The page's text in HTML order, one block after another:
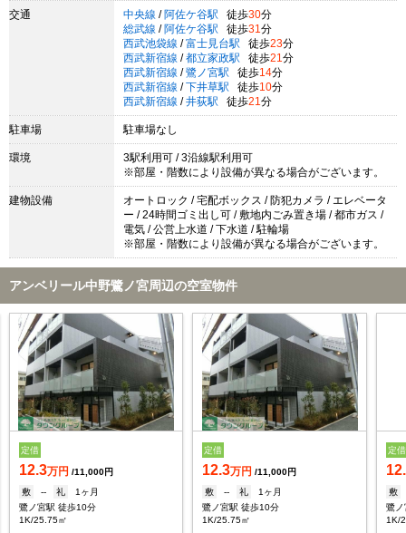
交通 中央線 / 阿佐ケ谷駅 徒歩30分
総武線 / 阿佐ケ谷駅 徒歩31 分
西武池袋線 / 富士見台駅 徒歩23分
西武新宿線 / 都立家政駅 徒歩21 分
西武新宿線 / 鷺ノ宮駅 徒歩14分
西武新宿線 / 下井草駅 徒歩10分
西武新宿線 / 井荻駅 徒歩21 分
駐車場 駐車場なし
環境
3駅利用可 / 3沿線駅利用可
※部屋・階数により設備が異なる場合がございます。
建物設備
オートロック / 宅配ボックス / 防犯カメラ / エレベータ
ー / 24時間ゴミ出し可 / 敷地内ごみ置き場 / 都市ガス /
電気 / 公営上水道 / 下水道 / 駐輪場
※部屋・階数により設備が異なる場合がございます。
アンベリール中野鷺ノ宮周辺の空室物件
定借
12.3万円 /11,000円
敷
-- 礼
1ヶ月
鷺ノ宮駅 徒歩10分
1K/25.75㎡
定借
12.3万円 /11,000円
敷
-- 礼
1ヶ月
鷺ノ宮駅 徒歩10分
1K/25.75㎡
定借
敷
鷺
1K/